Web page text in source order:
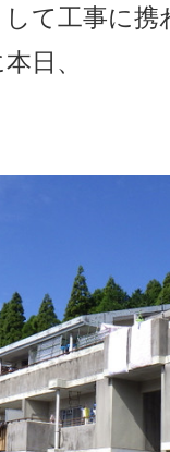
て工事に携
日、